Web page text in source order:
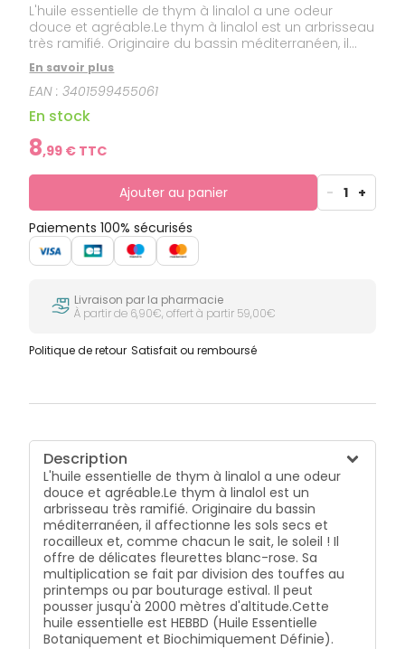
L'huile essentielle de thym à linalol a une odeur
douce et agréable.Le thym à linalol est un arbrisseau
très ramifié. Originaire du bassin méditerranéen, il
affectionne les sols secs et rocailleux et, comme
chacun le sait, le soleil ! Il offre de délicates fleurettes
blanc-rose. Sa multiplication se fait par division des
touffes au printemps ou par bouturage estival. Il peut
pousser jusqu'à 2000 mètres d'altitude.Cette huile
essentielle est HEBBD (Huile Essentielle
Botaniquement et Biochimiquement Définie).
En savoir plus
EAN :3401599455061
En stock
8,99 € TTC
Ajouter au panier - 1 +
Paiements 100% sécurisés
Livraison par la pharmacie
À partir de 6,90€, offert à partir 59,00€
Politique de retour Satisfait ou remboursé
Description
L'huile essentielle de thym à linalol a une odeur
douce et agréable.Le thym à linalol est un
arbrisseau très ramifié. Originaire du bassin
méditerranéen, il affectionne les sols secs et
rocailleux et, comme chacun le sait, le soleil ! Il
offre de délicates fleurettes blanc-rose. Sa
multiplication se fait par division des touffes au
printemps ou par bouturage estival. Il peut
pousser jusqu'à 2000 mètres d'altitude.Cette
huile essentielle est HEBBD (Huile Essentielle
Botaniquement et Biochimiquement Définie).